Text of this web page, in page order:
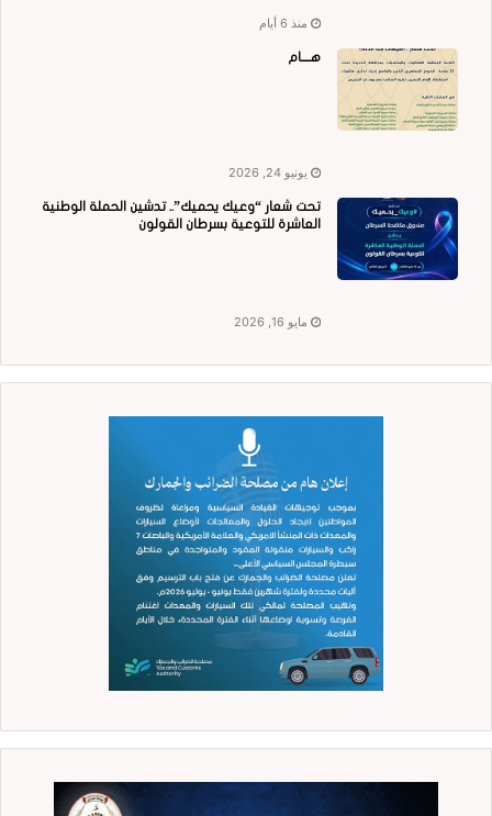
منذ 6 أيام
هــــام
يونيو 24, 2026
تحت شعار “وعيك يحميك”.. تدشين الحملة الوطنية
العاشرة للتوعية بسرطان القولون
مايو 16, 2026